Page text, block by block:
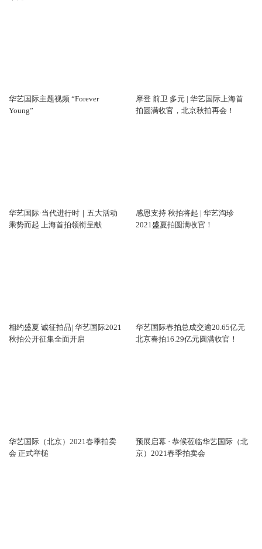
华艺国际主题视频 “Forever
Young”
摩登 前卫 多元 | 华艺国际上海首
拍圆满收官，北京秋拍再会！
华艺国际·当代进行时｜五大活动
乘势而起 上海首拍领衔呈献
感恩支持 秋拍将起 | 华艺淘珍
2021盛夏拍圆满收官！
相约盛夏 诚征拍品| 华艺国际2021
秋拍公开征集全面开启
华艺国际春拍总成交逾20.65亿元
北京春拍16.29亿元圆满收官！
华艺国际（北京）2021春季拍卖
会 正式举槌
预展启幕 · 恭候莅临华艺国际（北
京）2021春季拍卖会